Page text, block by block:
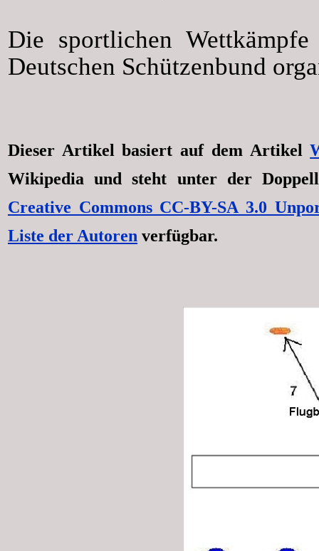
Die sportlichen
Deutschen Schützenbund
Dieser Artikel basiert auf dem Artikel
Wikipedia und steht unter der
Creative Commons CC-BY-SA 3.0
Liste der Autoren verfügbar.